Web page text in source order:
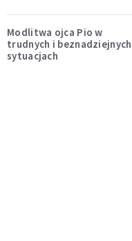
Modlitwa ojca Pio w
trudnych i beznadziejnych
sytuacjach